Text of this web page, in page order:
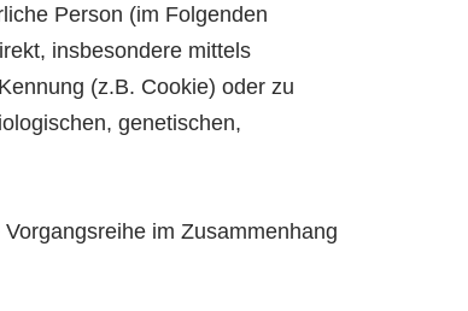
Person (im Folgenden
insbesondere mittels
(z.B. Cookie) oder zu
genetischen,
im Zusammenhang